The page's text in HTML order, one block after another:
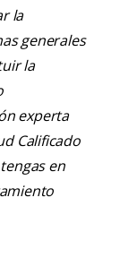
la
generales
la
experta
Calificado
en